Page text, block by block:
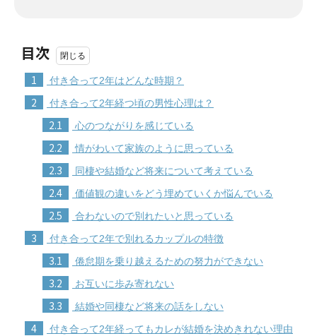
目次
1 付き合って2年はどんな時期？
2 付き合って2年経つ頃の男性心理は？
2.1 心のつながりを感じている
2.2 情がわいて家族のように思っている
2.3 同棲や結婚など将来について考えている
2.4 価値観の違いをどう埋めていくか悩んでいる
2.5 合わないので別れたいと思っている
3 付き合って2年で別れるカップルの特徴
3.1 倦怠期を乗り越えるための努力ができない
3.2 お互いに歩み寄れない
3.3 結婚や同棲など将来の話をしない
4 付き合って2年経ってもカレが結婚を決めきれない理由